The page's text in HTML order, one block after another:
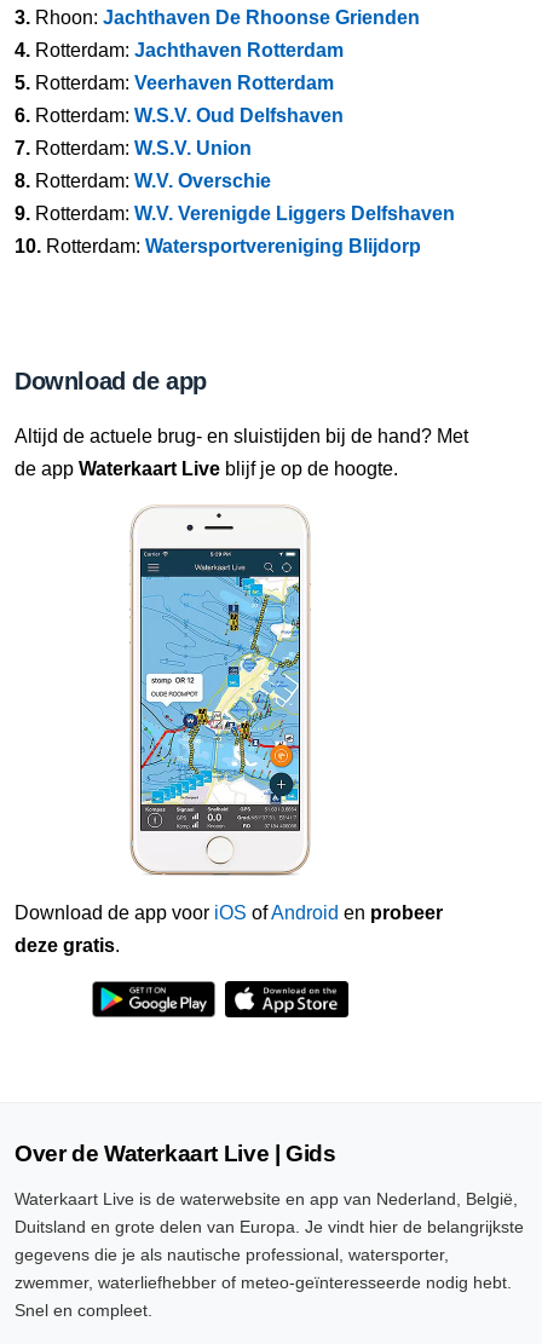
3. Rhoon: Jachthaven De Rhoonse Grienden
4. Rotterdam: Jachthaven Rotterdam
5. Rotterdam: Veerhaven Rotterdam
6. Rotterdam: W.S.V. Oud Delfshaven
7. Rotterdam: W.S.V. Union
8. Rotterdam: W.V. Overschie
9. Rotterdam: W.V. Verenigde Liggers Delfshaven
10. Rotterdam: Watersportvereniging Blijdorp
Download de app
Altijd de actuele brug- en sluistijden bij de hand? Met
de app Waterkaart Live blijf je op de hoogte.
Download de app voor iOS ofAndroid en probeer
deze gratis.
Over de Waterkaart Live | Gids
Waterkaart Live is de waterwebsite en app van Nederland, België,
Duitsland en grote delen van Europa. Je vindt hier de belangrijkste
gegevens die je als nautische professional, watersporter,
zwemmer, waterliefhebber of meteo-geïnteresseerde nodig hebt.
Snel en compleet.